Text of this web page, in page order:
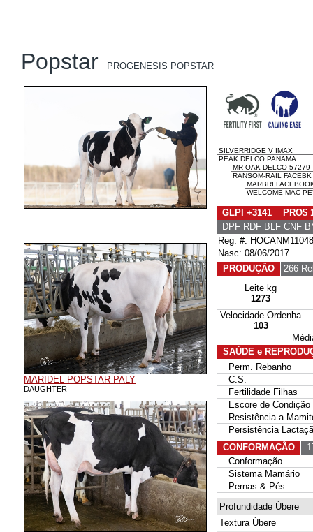
Popstar PROGENESIS POPSTAR
MARIDEL POPSTAR PALY
DAUGHTER
SILVERRIDGE V IMAX
PEAK DELCO PANAMA
MR OAK DELCO 57279
RANSOM-RAIL
MARBRI
WELCOME MAC
GLPI +3141 PRO$
DPF RDF BLF CNF
Reg. #:
Nasc: 08/06/2017
PRODUÇÃO
266
Leite kg
1273
Velocidade Ordenha
103
SAÚDE e
Perm. Rebanho
C.S.
Fertilidade Filhas
Escore de Condição
Resistência a
Persistência
CONFORMAÇÃO
Conformação
Sistema Mamário
Pernas & Pés
Profundidade Úbere
Textura Úbere